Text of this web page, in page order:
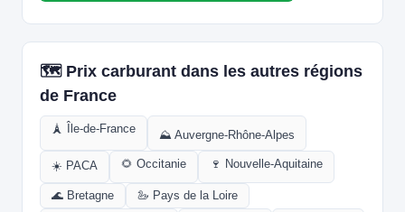
🗺️ Prix carburant dans les autres régions
de France
🗼 Île-de-France ⛰️ Auvergne-Rhône-Alpes
☀️ PACA 🌻 Occitanie 🍷 Nouvelle-Aquitaine
🌊 Bretagne
🦢 Pays de la Loire